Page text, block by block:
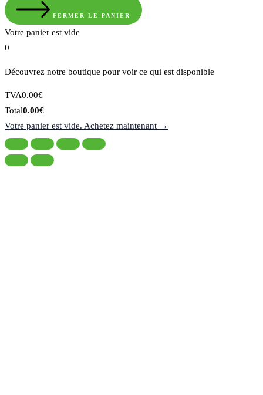
FERMER LE PANIER
Votre panier est vide
0
Découvrez notre boutique pour voir ce qui est disponible
Montant
de
la
taxe:
TVA0.00€
Total
du
panier:
Total0.00€
Votre panier est vide. Achetez maintenant →